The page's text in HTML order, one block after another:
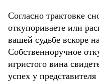
Согласно трактовке
откупориваете или
вашей судьбе вскоре
Собственноручное
игристого вина
успех у